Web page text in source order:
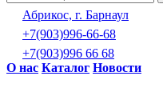
Абрикос, г. Барнаул
+7(903)996-66-68
+7(903)996 66 68
О нас Каталог Новости